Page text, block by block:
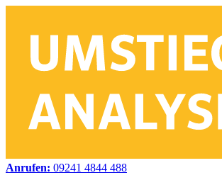
Anrufen: 09241 4844 488